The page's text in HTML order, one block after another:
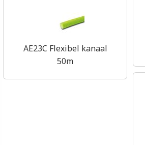
AE23C Flexibel kanaal
50m